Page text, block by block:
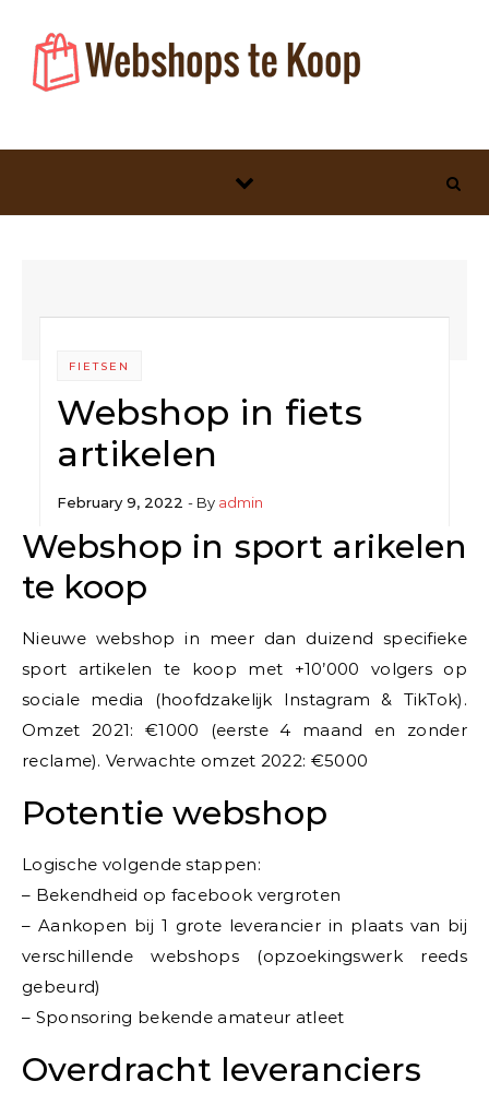
FIETSEN
Webshop in fiets
artikelen
February 9, 2022 - By admin
Webshop in sport arikelen
te koop
Nieuwe webshop in meer dan duizend specifieke
sport artikelen te koop met +10’000 volgers op
sociale media (hoofdzakelijk Instagram & TikTok).
Omzet 2021: €1000 (eerste 4 maand en zonder
reclame). Verwachte omzet 2022: €5000
Potentie webshop
Logische volgende stappen:
– Bekendheid op facebook vergroten
– Aankopen bij 1 grote leverancier in plaats van bij
verschillende webshops (opzoekingswerk reeds
gebeurd)
– Sponsoring bekende amateur atleet
Overdracht leveranciers